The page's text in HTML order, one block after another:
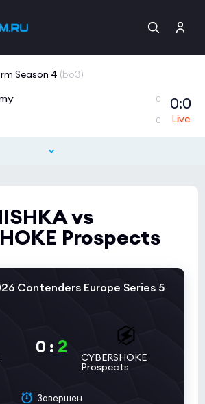
Season 4 (bo3)
0
0
0:0
vs
Prospects
Contenders Europe Series 5
0 : 2 CYBERSHOKE
Prospects
Завершен